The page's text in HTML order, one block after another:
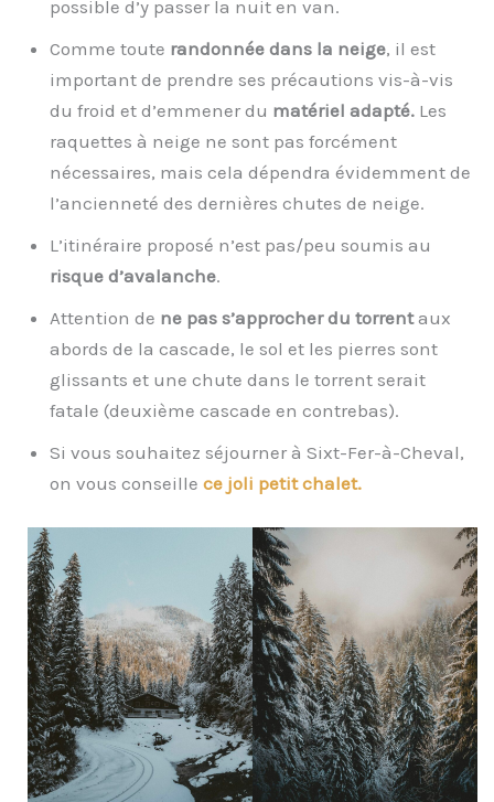
possible d’y passer la nuit en van.
Comme toute randonnée dans la neige, il est
important de prendre ses précautions vis-à-vis
du froid et d’emmener du matériel adapté. Les
raquettes à neige ne sont pas forcément
nécessaires, mais cela dépendra évidemment de
l’ancienneté des dernières chutes de neige.
L’itinéraire proposé n’est pas/peu soumis au
risque d’avalanche.
Attention de ne pas s’approcher du torrentaux
abords de la cascade, le sol et les pierres sont
glissants et une chute dans le torrent serait
fatale (deuxième cascade en contrebas).
Si vous souhaitez séjourner à Sixt-Fer-à-Cheval,
on vous conseille ce joli petit chalet.